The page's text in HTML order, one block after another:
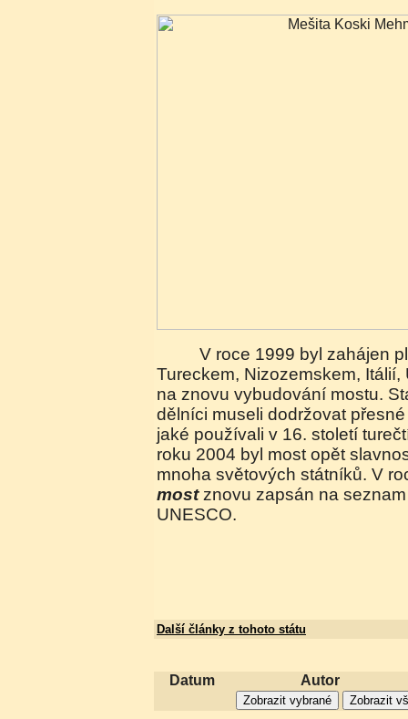
V roce 1999 byl zahájen plán financovaný
Tureckem, Nizozemskem, Itálií,
na znovu vybudování mostu.
dělníci museli dodržovat
jaké používali v 16. století
roku 2004 byl most opět
mnoha světových státníků. V
mostznovu zapsán na
UNESCO.
Další články z tohoto státu
Datum Autor